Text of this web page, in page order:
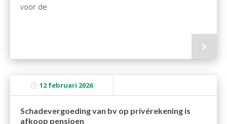
voor de
12 februari 2026
Schadevergoeding van bv op privérekening is
afkoop pensioen